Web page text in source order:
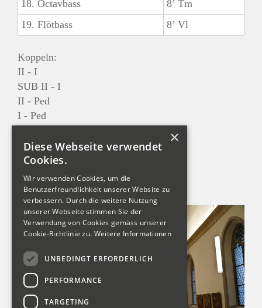
18. Octavbass
8’ Tm
19. Flötbass
8’ Vl
Koppeln:
II - I
SUB II - I
II - Ped
I - Ped
Martinszymbel 4fach
×
Diese Webseite verwendet
Cookies.
Wir verwenden Cookies, um die
Benutzerfreundlichkeit unserer Website zu
verbessern. Durch die weitere Nutzung
unserer Webseite stimmen Sie der
Verwendung von Cookies gemäss unserer
Cookie-Richtlinie zu. Weitere Informationen
UNBEDINGT ERFORDERLICH
PERFORMANCE
TARGETING